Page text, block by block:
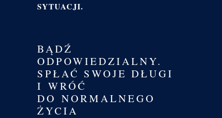
SYTUACJI.
BĄDŹ
ODPOWIEDZIALNY.
SPŁAĆ SWOJE DŁUGI
I WRÓĆ
DO NORMALNEGO
ŻYCIA